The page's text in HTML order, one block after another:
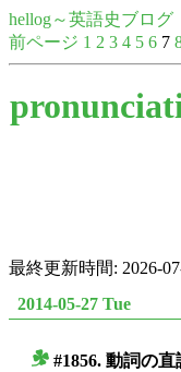
hellog～英語史ブログ
前ページ 1 2 3 4 5 6 7
最終更新時間: 2026-
2014-05-27 Tue
#1856. 動詞の